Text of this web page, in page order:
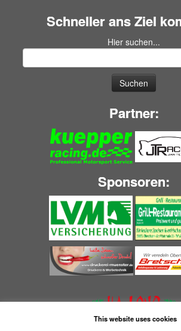
Schneller ans Ziel
Hier suchen...
Suchen
Partner:
Sponsoren:
This website uses cookies